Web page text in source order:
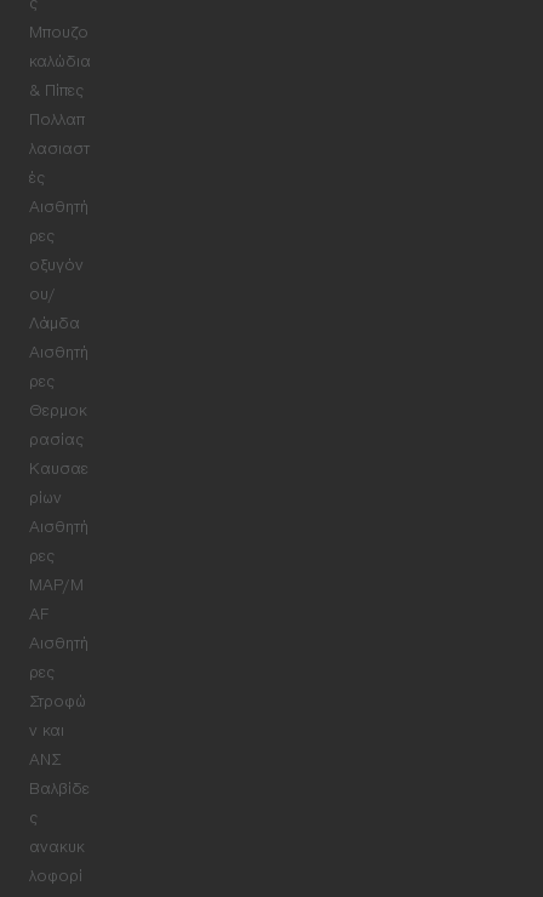
ς
Μπουζο
καλώδια
& Πίπες
Πολλαπ
λασιαστ
ές
Αισθητή
ρες
οξυγόν
ου/
Λάμδα
Αισθητή
ρες
Θερμοκ
ρασίας
Καυσαε
ρίων
Αισθητή
ρες
MAP/M
AF
Αισθητή
ρες
Στροφώ
ν και
ΑΝΣ
Βαλβίδε
ς
ανακυκ
λοφορί